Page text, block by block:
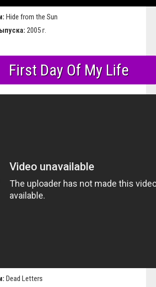
Hide from the Sun
2005 г.
First Day Of My Life
Dead Letters